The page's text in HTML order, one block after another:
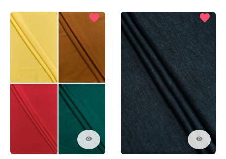
visibility
favorite
visibility
favorite